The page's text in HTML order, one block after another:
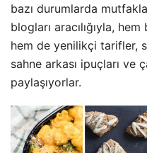
bazı durumlarda
blogları aracılığıyla,
hem de yenilikçi tarifler,
sahne arkası ipuçları ve
paylaşıyorlar.